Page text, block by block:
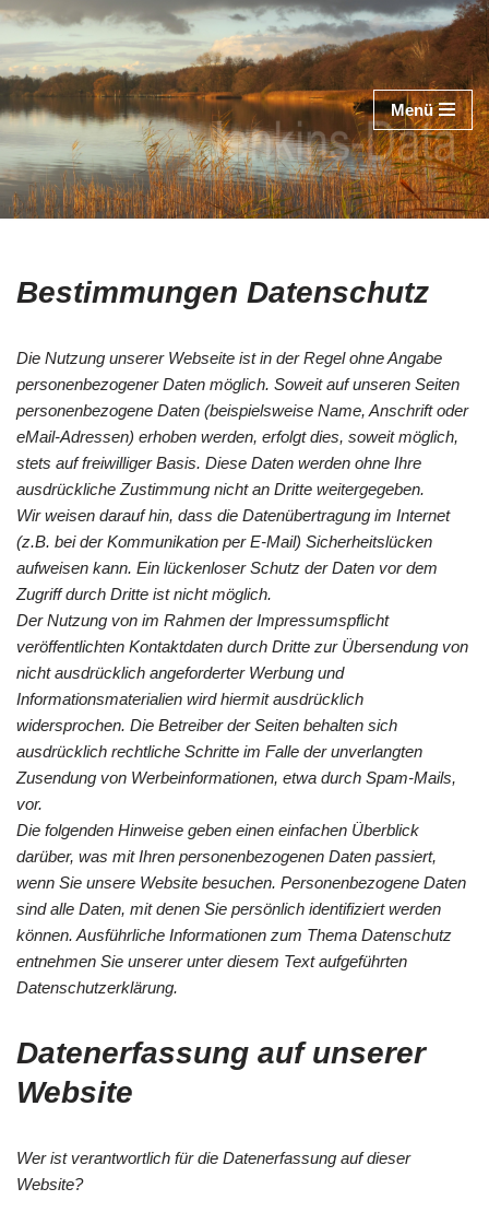
Zum
Inhalt
springen
Menü
Bestimmungen Datenschutz
Die Nutzung unserer Webseite ist in der Regel ohne Angabe
personenbezogener Daten möglich. Soweit auf unseren Seiten
personenbezogene Daten (beispielsweise Name, Anschrift oder
eMail-Adressen) erhoben werden, erfolgt dies, soweit möglich,
stets auf freiwilliger Basis. Diese Daten werden ohne Ihre
ausdrückliche Zustimmung nicht an Dritte weitergegeben.
Wir weisen darauf hin, dass die Datenübertragung im Internet
(z.B. bei der Kommunikation per E-Mail) Sicherheitslücken
aufweisen kann. Ein lückenloser Schutz der Daten vor dem
Zugriff durch Dritte ist nicht möglich.
Der Nutzung von im Rahmen der Impressumspflicht
veröffentlichten Kontaktdaten durch Dritte zur Übersendung von
nicht ausdrücklich angeforderter Werbung und
Informationsmaterialien wird hiermit ausdrücklich
widersprochen. Die Betreiber der Seiten behalten sich
ausdrücklich rechtliche Schritte im Falle der unverlangten
Zusendung von Werbeinformationen, etwa durch Spam-Mails,
vor.
Die folgenden Hinweise geben einen einfachen Überblick
darüber, was mit Ihren personenbezogenen Daten passiert,
wenn Sie unsere Website besuchen. Personenbezogene Daten
sind alle Daten, mit denen Sie persönlich identifiziert werden
können. Ausführliche Informationen zum Thema Datenschutz
entnehmen Sie unserer unter diesem Text aufgeführten
Datenschutzerklärung.
Datenerfassung auf unserer
Website
Wer ist verantwortlich für die Datenerfassung auf dieser
Website?